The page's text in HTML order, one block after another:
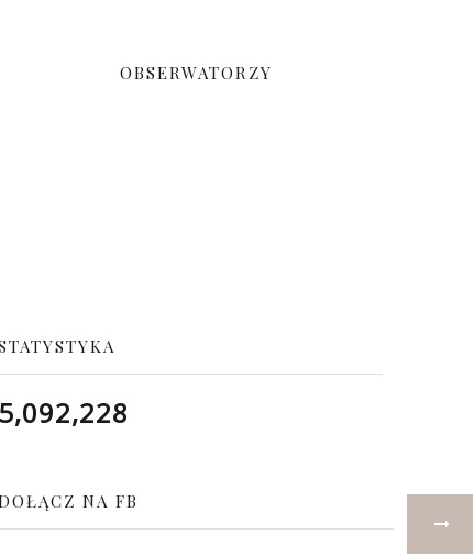
OBSERWATORZY
5,092,228
NA FB